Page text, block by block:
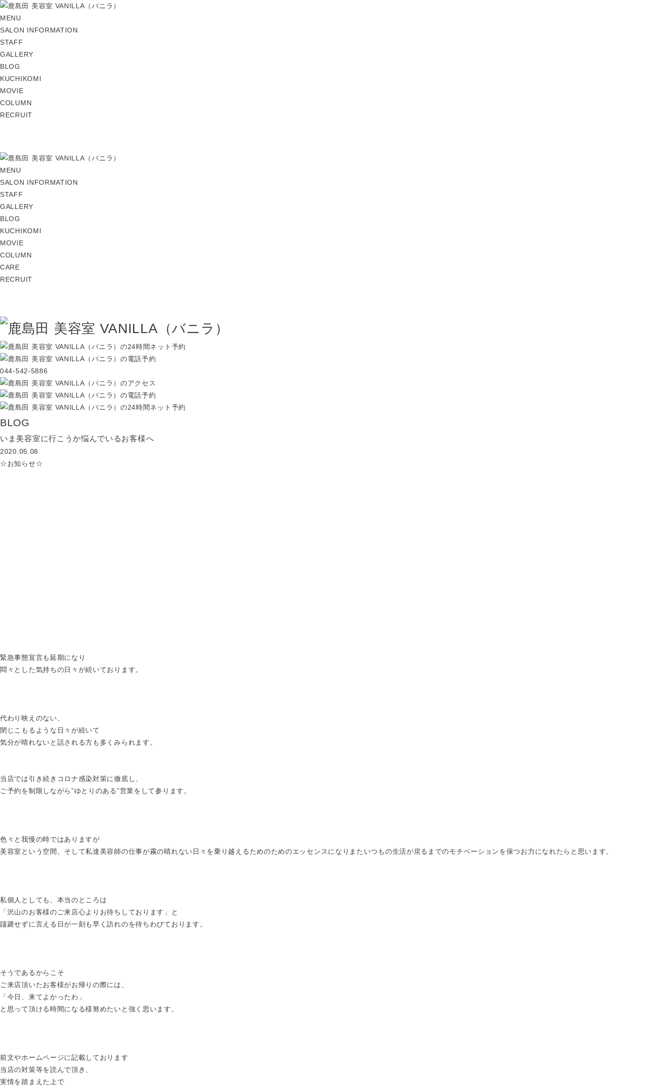
MENU
SALON INFORMATION
STAFF
GALLERY
BLOG
KUCHIKOMI
MOVIE
COLUMN
RECRUIT
MENU
SALON INFORMATION
STAFF
GALLERY
BLOG
KUCHIKOMI
MOVIE
COLUMN
CARE
RECRUIT
044-542-5886
BLOG
いま美容室に行こうか悩んでいるお客様へ
2020.05.08
☆お知らせ☆
緊急事態宣言も延期になり
悶々とした気持ちの日々が続いております。
代わり映えのない、
閉じこもるような日々が続いて
気分が晴れないと話される方も多くみられます。
当店では引き続きコロナ感染対策に徹底し、
ご予約を制限しながら”ゆとりのある”営業をして参ります。
色々と我慢の時ではありますが
美容室という空間、そして私達美容師の仕事が霧の晴れない日々を乗り越えるためのためのエッセンスになりまたいつもの生活が戻るまでのモチベーションを保つお力になれたらと思います。
私個人としても、本当のところは
「沢山のお客様のご来店心よりお待ちしております」と
躊躇せずに言える日が一刻も早く訪れのを待ちわびております。
そうであるからこそ
ご来店頂いたお客様がお帰りの際には、
「今日、来てよかったわ」
と思って頂ける時間になる様努めたいと強く思います。
前文やホームページに記載しております
当店の対策等を読んで頂き、
実情を踏まえた上で